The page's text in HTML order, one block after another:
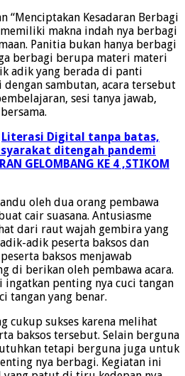
“Menciptakan Kesadaran Berbagi
makna indah nya berbagi
Panitia bukan hanya berbagi
berbagi berupa materi materi
adik yang berada di panti
sambutan, acara tersebut
sesi tanya jawab,
Literasi Digital tanpa batas,
ditengah pandemi
GELOMBANG KE 4 ,STIKOM
oleh dua orang pembawa
cair suasana. Antusiasme
dari raut wajah gembira yang
adik peserta baksos dan
baksos menjawab
di berikan oleh pembawa acara.
penting nya cuci tangan
tangan yang benar.
cukup sukses karena melihat
baksos tersebut. Selain berguna
tetapi berguna juga untuk
nya berbagi. Kegiatan ini